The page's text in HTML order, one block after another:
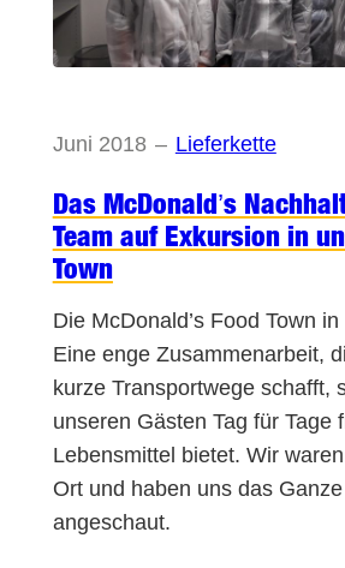
Juni 2018 – Lieferkette
Das McDonald’s
Team auf Exkursion in
Town
Die McDonald’s Food Town
Eine enge Zusammenarbeit,
kurze Transportwege schafft,
unseren Gästen Tag für Tage
Lebensmittel bietet. Wir
Ort und haben uns das
angeschaut.